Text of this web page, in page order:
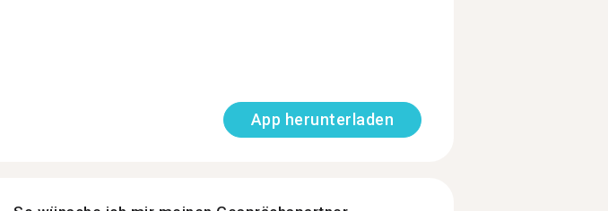
App herunterladen